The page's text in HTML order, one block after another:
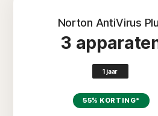
Norton AntiVirus
3
1 jaar
55% KORTING*